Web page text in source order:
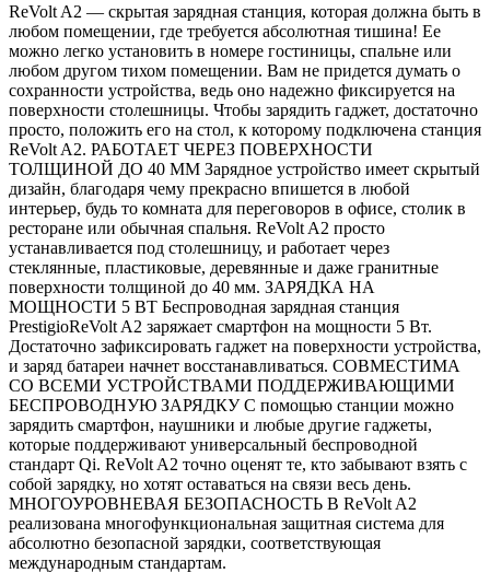
ReVolt A2 — скрытая зарядная станция, которая должна быть в
любом помещении, где требуется абсолютная тишина! Ее
можно легко установить в номере гостиницы, спальне или
любом другом тихом помещении. Вам не придется думать о
сохранности устройства, ведь оно надежно фиксируется на
поверхности столешницы. Чтобы зарядить гаджет, достаточно
просто, положить его на стол, к которому подключена станция
ReVolt A2. РАБОТАЕТ ЧЕРЕЗ ПОВЕРХНОСТИ
ТОЛЩИНОЙ ДО 40 ММ Зарядное устройство имеет скрытый
дизайн, благодаря чему прекрасно впишется в любой
интерьер, будь то комната для переговоров в офисе, столик в
ресторане или обычная спальня. ReVolt A2 просто
устанавливается под столешницу, и работает через
стеклянные, пластиковые, деревянные и даже гранитные
поверхности толщиной до 40 мм. ЗАРЯДКА НА
МОЩНОСТИ 5 ВТ Беспроводная зарядная станция
PrestigioReVolt A2 заряжает смартфон на мощности 5 Вт.
Достаточно зафиксировать гаджет на поверхности устройства,
и заряд батареи начнет восстанавливаться. СОВМЕСТИМА
СО ВСЕМИ УСТРОЙСТВАМИ ПОДДЕРЖИВАЮЩИМИ
БЕСПРОВОДНУЮ ЗАРЯДКУ С помощью станции можно
зарядить смартфон, наушники и любые другие гаджеты,
которые поддерживают универсальный беспроводной
стандарт Qi. ReVolt A2 точно оценят те, кто забывают взять с
собой зарядку, но хотят оставаться на связи весь день.
МНОГОУРОВНЕВАЯ БЕЗОПАСНОСТЬ В ReVolt A2
реализована многофункциональная защитная система для
абсолютно безопасной зарядки, соответствующая
международным стандартам.